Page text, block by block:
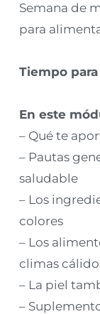
Semana de
para
Tiempo
En este
– Qué te
– Pautas
saludable
– Los
colores
– Los
climas
– La piel
–